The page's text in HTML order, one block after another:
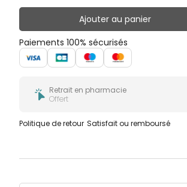
Ajouter au panier
Paiements 100% sécurisés
Retrait en pharmacie
Offert
Politique de retour Satisfait ou remboursé